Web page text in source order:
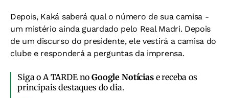
Depois, Kaká saberá qual o número de sua camisa -
um mistério ainda guardado pelo Real Madri. Depois
de um discurso do presidente, ele vestirá a camisa do
clube e responderá a perguntas da imprensa.
Siga o A TARDE noGoogle Notíciase receba os
principais destaques do dia.